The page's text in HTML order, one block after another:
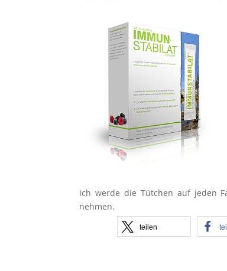
Ich werde die Tütchen auf jeden
nehmen.
teilen